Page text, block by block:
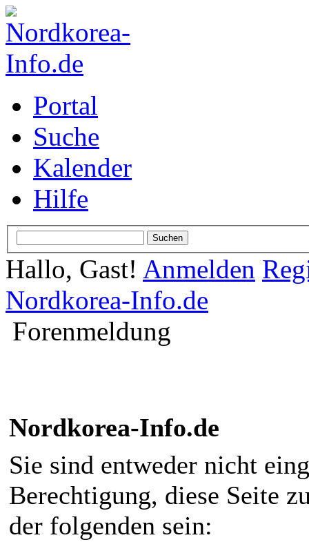
Portal
Suche
Kalender
Hilfe
Hallo, Gast! Anmelden
Nordkorea-Info.de
Forenmeldung
Nordkorea-Info.de
Sie sind entweder nicht
Berechtigung, diese Seite
der folgenden sein: